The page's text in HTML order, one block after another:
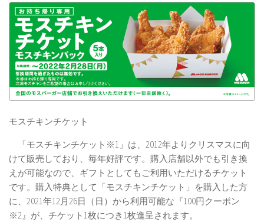
モスチキンチケット
「モスチキンチケット※1」は、2012年よりクリスマスに向
けて販売しており、毎年好評です。購入店舗以外でも引き換
えが可能なので、ギフトとしてもご利用いただけるチケット
です。購入特典として「モスチキンチケット」を購入した方
に、2021年12月26日（日）から利用可能な『100円クーポン
※2』が、チケット1枚につき1枚進呈されます。